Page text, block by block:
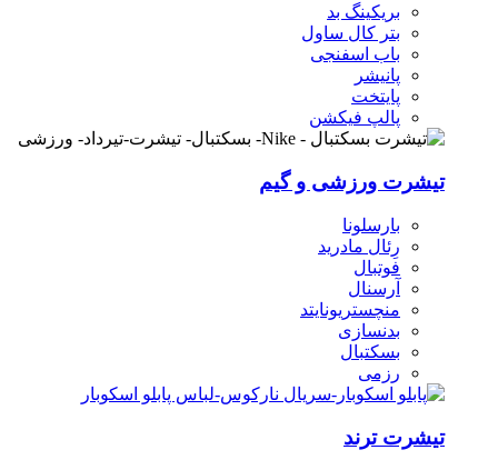
بریکینگ بد
بتر کال ساول
باب اسفنجی
پانیشر
پایتخت
پالپ فیکشن
تیشرت ورزشی و گیم
بارسلونا
رِئال مادرید
فوتبال
آرسنال
منچستریونایتد
بدنسازی
بسکتبال
رزمی
تیشرت ترند